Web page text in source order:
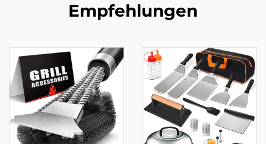
Empfehlungen